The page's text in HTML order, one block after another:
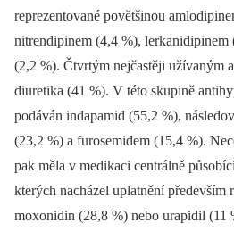
reprezentované povětšinou
nitrendipinem (4,4 %),
(2,2 %). Čtvrtým nejčastěji užívaným
diuretika (41 %). V této skupině
podáván indapamid (55,2 %),
(23,2 %) a furosemidem (15,4 %).
pak měla v medikaci centrálně
kterých nacházel uplatnění především
moxonidin (28,8 %) nebo urapidil (11